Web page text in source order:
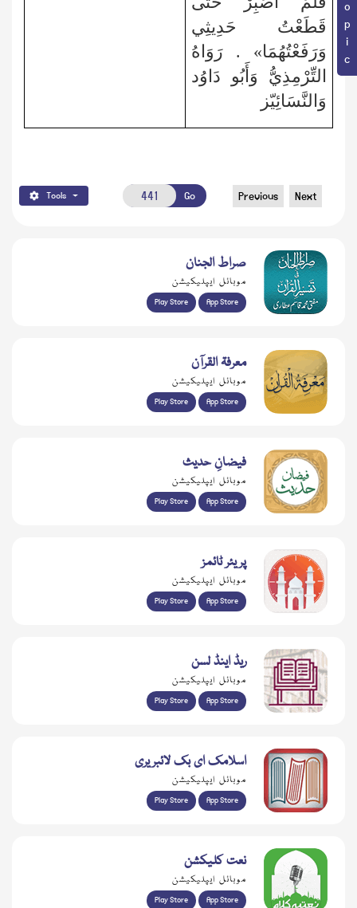
قَطَعْتُ حَدِيثِي
وَرَفَعْتُهُمَا» . رَوَاهُ
التِّرْمِذِيُّ وَأَبُو دَاوُد
وَالنَّسَائِيّز
Tools Go Previous Next
صراط الجنان
موبائل ایپلیکیشن
Play Store App Store
معرفۃ القرآن
موبائل ایپلیکیشن
Play Store App Store
فیضانِ حدیث
موبائل ایپلیکیشن
Play Store App Store
پریئر ٹائمز
موبائل ایپلیکیشن
Play Store App Store
ریڈ اینڈ لسن
موبائل ایپلیکیشن
Play Store App Store
اسلامک ای بک لائبریری
موبائل ایپلیکیشن
Play Store App Store
نعت کلیکشن
موبائل ایپلیکیشن
Play Store App Store